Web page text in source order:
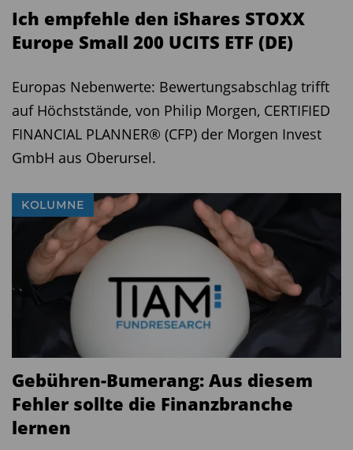
Ich empfehle den iShares STOXX
Europe Small 200 UCITS ETF (DE)
Europas Nebenwerte: Bewertungsabschlag trifft
auf Höchststände, von Philip Morgen, CERTIFIED
FINANCIAL PLANNER® (CFP) der Morgen Invest
GmbH aus Oberursel.
KOLUMNE
Gebühren-Bumerang: Aus diesem
Fehler sollte die Finanzbranche
lernen